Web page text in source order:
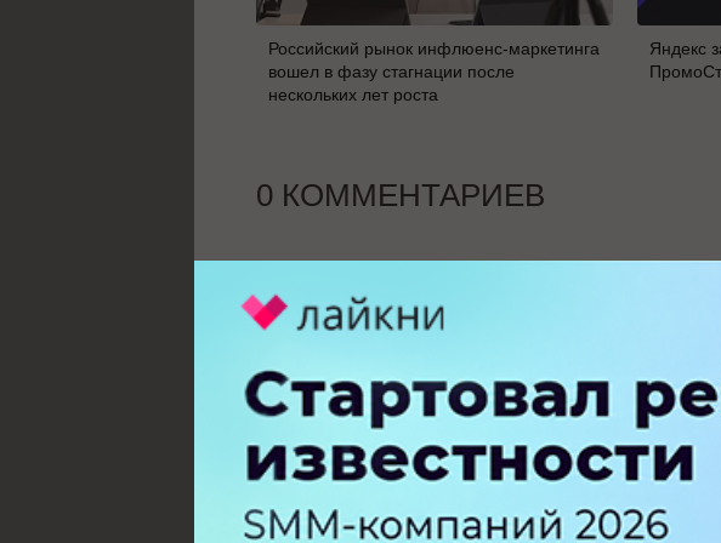
Российский рынок инфлюенс-маркетинга
вошел в фазу стагнации после
нескольких лет роста
Яндекс
0 КОММЕНТАРИЕВ
©